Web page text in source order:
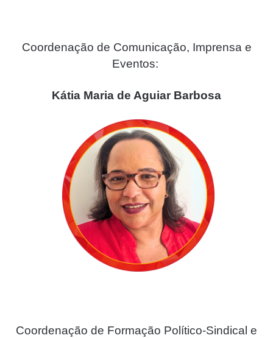
Coordenação de Comunicação, Imprensa e
Eventos:
Kátia Maria de Aguiar Barbosa
Coordenação de Formação Político-Sindical e